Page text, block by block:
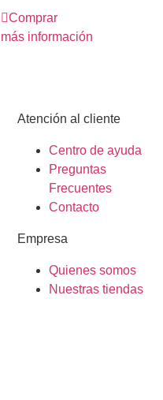
Comprar
más información
Atención al cliente
Centro de ayuda
Preguntas
Frecuentes
Contacto
Empresa
Quienes somos
Nuestras tiendas